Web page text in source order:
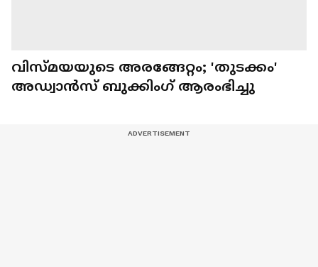
വിസ്‍മയയുടെ അരങ്ങേറ്റം; 'തുടക്കം'
അഡ്വാന്‍സ് ബുക്കിംഗ് ആരംഭിച്ചു